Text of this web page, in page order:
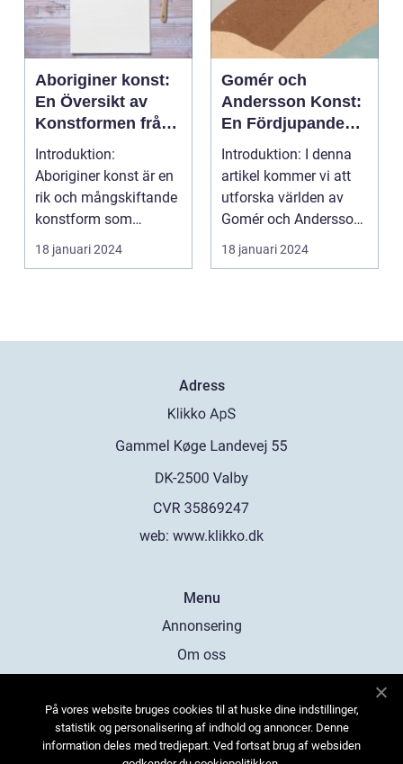
Aboriginer konst:
En Översikt av
Konstformen från
Australiens
Urinvånare
Introduktion:
Aboriginer konst är en
rik och mångskiftande
konstform som
härstammar från
Australiens...
18 januari 2024
Gomér och
Andersson Konst:
En Fördjupande
Översikt
Introduktion: I denna
artikel kommer vi att
utforska världen av
Gomér och Andersson
konst, dess olik...
18 januari 2024
Adress
web: www.klikko.dk
Menu
Annonsering
Om oss
Kontakta oss
Sitemap
På vores website bruges cookies til at huske dine indstillinger,
statistik og personalisering af indhold og annoncer. Denne
information deles med tredjepart. Ved fortsat brug af websiden